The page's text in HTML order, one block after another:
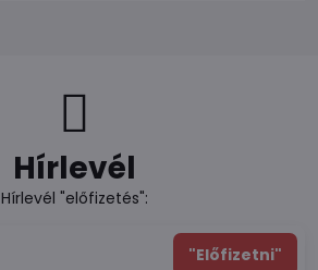
Hírlevél
Hírlevél "előfizetés":
"Előfizetni"